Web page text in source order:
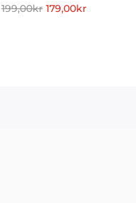
199,00kr Opprinnelig
179,00kr